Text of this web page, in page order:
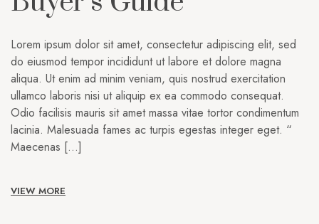
Lorem ipsum dolor sit amet, consectetur adipiscing elit, sed
do eiusmod tempor incididunt ut labore et dolore magna
aliqua. Ut enim ad minim veniam, quis nostrud exercitation
ullamco laboris nisi ut aliquip ex ea commodo consequat.
Odio facilisis mauris sit amet massa vitae tortor condimentum
lacinia. Malesuada fames ac turpis egestas integer eget. “
Maecenas […]
VIEW MORE